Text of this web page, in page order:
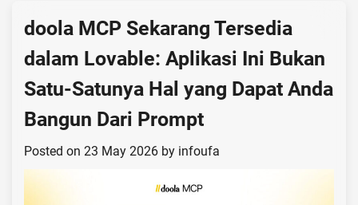
doola MCP Sekarang Tersedia
dalam Lovable: Aplikasi Ini Bukan
Satu-Satunya Hal yang Dapat Anda
Bangun Dari Prompt
Posted on 23 May 2026 by infoufa